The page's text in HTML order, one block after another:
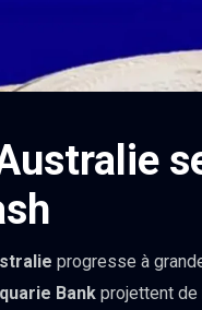
progresse à
Bank projettent de